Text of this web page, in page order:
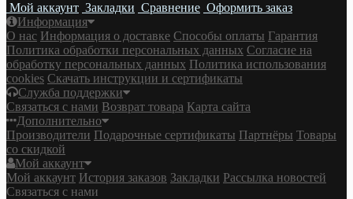
Мой аккаунт Закладки Сравнение Оформить заказ
Информация
О нас Информация о доставке Cпособы оплаты Гарантия
Политика обработки персональных данных Согласие на
обработку персональных данных Политика использования
cookies Скачать инструкции и сертификаты
Служба поддержки
Связаться с нами Возврат товара Карта сайта
Дополнительно
Производители Подарочные сертификаты Партнёры Товары
со скидкой
Мой аккаунт
Мой аккаунт История заказов Закладки Рассылка новостей
Связаться с нами